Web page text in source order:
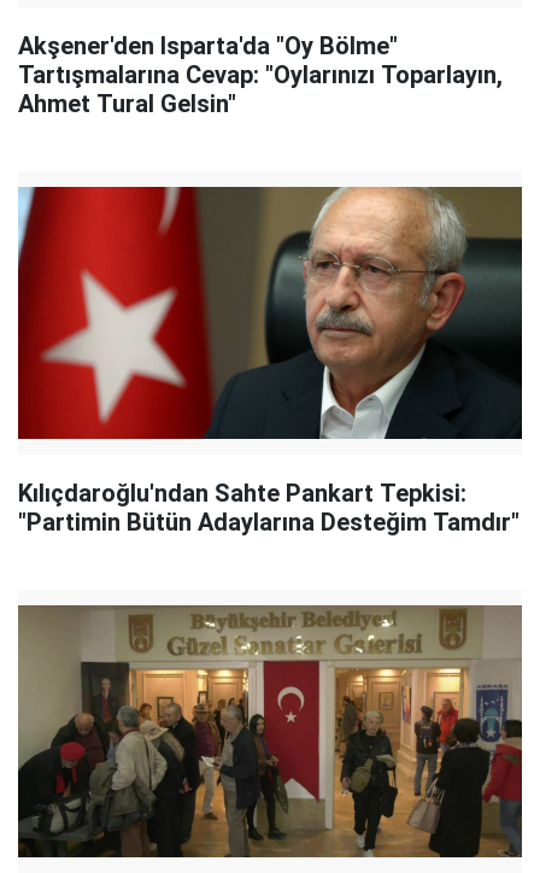
Akşener'den Isparta'da "Oy Bölme"
Tartışmalarına Cevap: "Oylarınızı Toparlayın,
Ahmet Tural Gelsin"
Kılıçdaroğlu'ndan Sahte Pankart Tepkisi:
"Partimin Bütün Adaylarına Desteğim Tamdır"